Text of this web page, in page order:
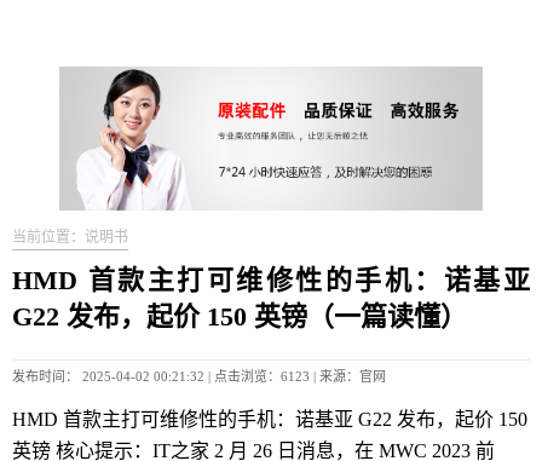
当前位置：说明书
HMD 首款主打可维修性的手机：诺基亚
G22 发布，起价 150 英镑（一篇读懂）
发布时间： 2025-04-02 00:21:32 | 点击浏览：6123 | 来源：官网
HMD 首款主打可维修性的手机：诺基亚 G22 发布，起价 150
英镑 核心提示：IT之家 2 月 26 日消息，在 MWC 2023 前